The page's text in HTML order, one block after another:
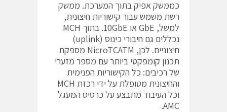
כממשק אפיק בתוך המערכת. ממשק
רשת משמש עבור קישוריות חיצונית,
למשל, GbE או 10GbE. בתוך MCH
נכללים גם חיבורי כינוס (uplink)
חיצוניים. לכן, NicroTCATM מספקת
תכנון קומפקטי ביותר עם מספר מזערי
של רכיבים: כל הקישוריות הפנימית
והחיצונית מטופלת על ידי רכזת MCH
וכל העיבוד מתבצע על כרטיס המעגל
AMC.